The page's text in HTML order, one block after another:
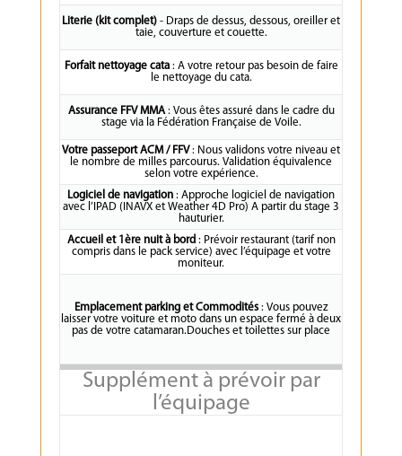
Literie (kit complet) - Draps de dessus, dessous, oreiller et
taie, couverture et couette.
Forfait nettoyage cata: A votre retour pas besoin de faire
le nettoyage du cata.
Assurance FFV MMA: Vous êtes assuré dans le cadre du
stage via la Fédération Française de Voile.
Votre passeport ACM / FFV: Nous validons votre niveau et
le nombre de milles parcourus. Validation équivalence
selon votre expérience.
Logiciel de navigation : Approche logiciel de navigation
avec l’IPAD (INAVX et Weather 4D Pro) A partir du stage 3
hauturier.
Accueil et 1ère nuit à bord : Prévoir restaurant (tarif non
compris dans le pack service) avec l’équipage et votre
moniteur.
Emplacement parking et Commodités : Vous pouvez
laisser votre voiture et moto dans un espace fermé à deux
pas de votre catamaran.Douches et toilettes sur place
Supplément à prévoir par
l’équipage